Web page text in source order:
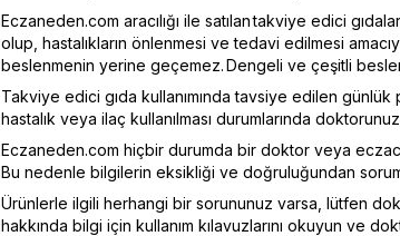
Eczaneden.com aracılığı ile satılan takviye edici
olup, hastalıkların önlenmesi ve tedavi edilmesi
beslenmenin yerine geçemez. Dengeli ve çeşitli
Takviye edici gıda kullanımında tavsiye edilen günlük
hastalık veya ilaç kullanılması durumlarında
Eczaneden.com hiçbir durumda bir doktor veya
Bu nedenle bilgilerin eksikliği ve doğruluğundan
Ürünlerle ilgili herhangi bir sorununuz varsa, lütfen
hakkında bilgi için kullanım kılavuzlarını okuyun ve